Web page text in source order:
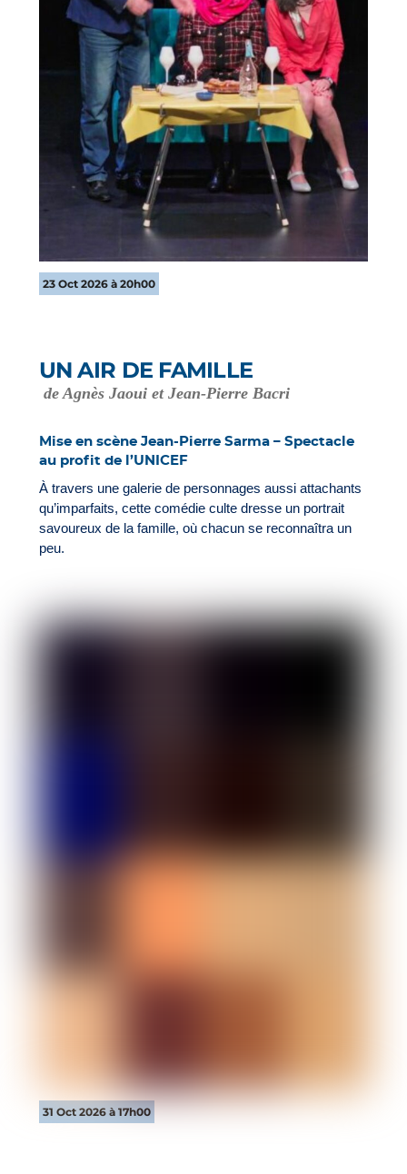
23 Oct 2026 à 20h00
UN AIR DE FAMILLE
de Agnès Jaoui et Jean-Pierre Bacri
Mise en scène Jean-Pierre Sarma – Spectacle
au profit de l’UNICEF
À travers une galerie de personnages aussi attachants
qu’imparfaits, cette comédie culte dresse un portrait
savoureux de la famille, où chacun se reconnaîtra un
peu.
31 Oct 2026 à 17h00